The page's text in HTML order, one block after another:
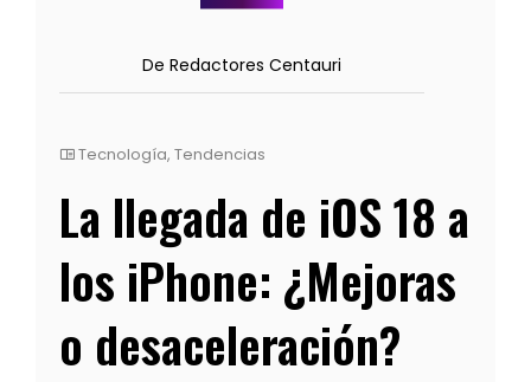
De Redactores Centauri
Tecnología, Tendencias
La llegada de iOS 18 a
los iPhone: ¿Mejoras
o desaceleración?